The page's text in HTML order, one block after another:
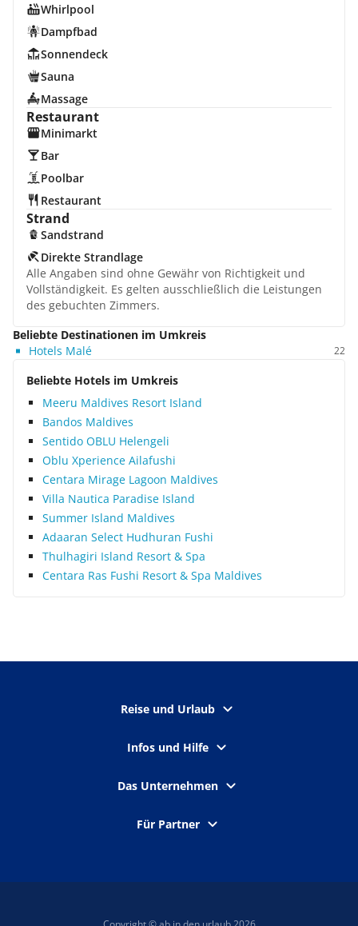
Whirlpool
Dampfbad
Sonnendeck
Sauna
Massage
Restaurant
Minimarkt
Bar
Poolbar
Restaurant
Strand
Sandstrand
Direkte Strandlage
Alle Angaben sind ohne Gewähr von Richtigkeit und
Vollständigkeit. Es gelten ausschließlich die Leistungen
des gebuchten Zimmers.
Beliebte Destinationen im Umkreis
Hotels Malé
22
Beliebte Hotels im Umkreis
Meeru Maldives Resort Island
Bandos Maldives
Sentido OBLU Helengeli
Oblu Xperience Ailafushi
Centara Mirage Lagoon Maldives
Villa Nautica Paradise Island
Summer Island Maldives
Adaaran Select Hudhuran Fushi
Thulhagiri Island Resort & Spa
Centara Ras Fushi Resort & Spa Maldives
Reise und Urlaub
Infos und Hilfe
Das Unternehmen
Für Partner